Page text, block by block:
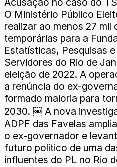
Acusação no caso do
O Ministério Público
realizar ao menos 27
temporárias para a
Estatísticas, Pesquisas
Servidores do Rio de
eleição de 2022. A
a renúncia do ex-
formado maioria para
2030. ￼ A nova
ADPF das Favelas
o ex-governador e
futuro político de uma
influentes do PL no Rio